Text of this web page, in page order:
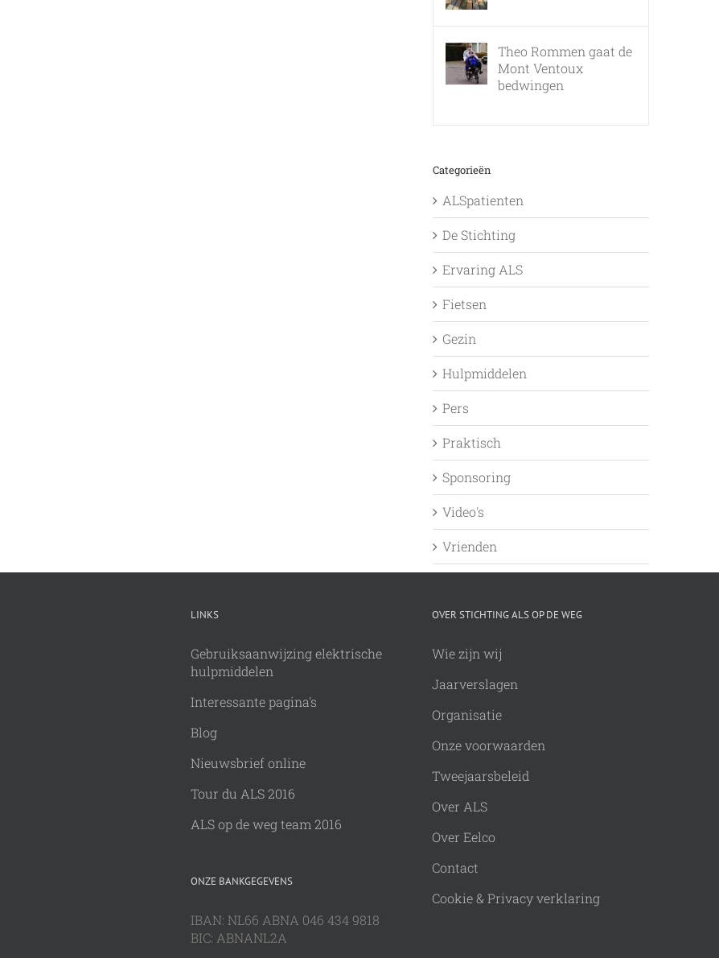
Theo Rommen gaat de
Mont Ventoux
bedwingen
Categorieën
ALSpatienten
De Stichting
Ervaring ALS
Fietsen
Gezin
Hulpmiddelen
Pers
Praktisch
Sponsoring
Video's
Vrienden
LINKS
Gebruiksaanwijzing elektrische
hulpmiddelen
Interessante pagina's
Blog
Nieuwsbrief online
Tour du ALS 2016
ALS op de weg team 2016
ONZE BANKGEGEVENS
IBAN: NL66 ABNA 046 434 9818
BIC: ABNANL2A
OVER STICHTING ALS OP DE WEG
Wie zijn wij
Jaarverslagen
Organisatie
Onze voorwaarden
Tweejaarsbeleid
Over ALS
Over Eelco
Contact
Cookie & Privacy verklaring